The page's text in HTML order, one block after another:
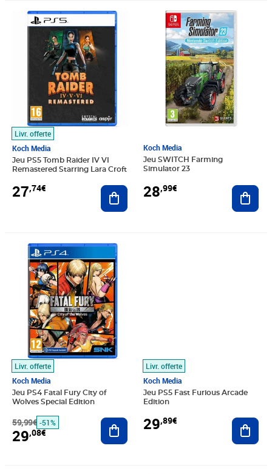
Livr. offerte
Koch Media
Jeu PS5 Tomb Raider IV VI
Remastered Starring Lara Croft
27,74€
Prix 27,74€
Ajouter au panier
Koch Media
Jeu SWITCH Farming
Simulator 23
28,99€
Prix 28,99€
Livr. offerte
Koch Media
Jeu PS4 Fatal Fury City of
Wolves Special Edition
59,99€
Prix barré 59,99€
-51%
29,08€
Prix 29,08€
Ajouter au panier
Livr. offerte
Koch Media
Jeu PS5 Fast Furious Arcade
Edition
29,89€